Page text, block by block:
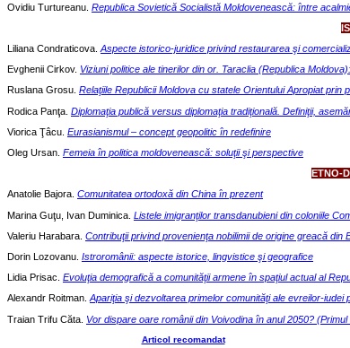
Ovidiu Turtureanu. Republica Sovietică Socialistă Moldovenească: între
Liliana Condraticova. Aspecte istorico-juridice privind restaurarea şi
Evghenii Cirkov. Viziuni politice ale tinerilor din or. Taraclia (Republica
Ruslana Grosu. Relaţiile Republicii Moldova cu statele Orientului Apropiat
Rodica Panţa. Diplomaţia publică versus diplomaţia tradiţională. Definiţii,
Viorica Ţâcu. Eurasianismul – concept geopolitic în redefinire
Oleg Ursan. Femeia în politica moldovenească: soluţii şi perspective
ETNO-
Anatolie Bajora. Comunitatea ortodoxă din China în prezent
Marina Guţu, Ivan Duminica. Listele imigranţilor transdanubieni din coloniile
Valeriu Harabara. Contribuţii privind provenienţa nobilimii de origine greacă din
Dorin Lozovanu. Istroromânii: aspecte istorice, lingvistice şi geografice
Lidia Prisac. Evoluţia demografică a comunităţii armene în spaţiul actual al
Alexandr Roitman. Apariţia şi dezvoltarea primelor comunităţi ale evreilor-iudei
Traian Trifu Căta. Vor dispare oare românii din Voivodina în anul 2050?
Articol recomandat